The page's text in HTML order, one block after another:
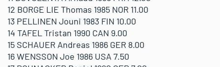
12 BORGE LIE Thomas 1985 NOR 11.00
13 PELLINEN Jouni 1983 FIN 10.00
14 TAFEL Tristan 1990 CAN 9.00
15 SCHAUER Andreas 1986 GER 8.00
16 WENSSON Joe 1986 USA 7.50